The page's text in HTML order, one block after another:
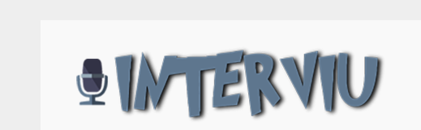
content